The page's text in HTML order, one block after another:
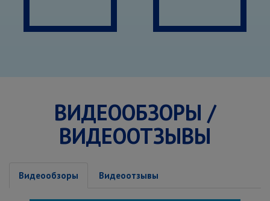
ВИДЕООБЗОРЫ /
ВИДЕООТЗЫВЫ
Видеообзоры Видеоотзывы